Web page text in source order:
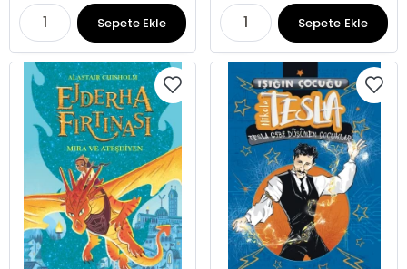
Sepete Ekle Sepete Ekle